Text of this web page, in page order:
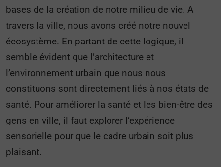
bases de la création de notre milieu de vie. A
travers la ville, nous avons créé notre nouvel
écosystème. En partant de cette logique, il
semble évident que l’architecture et
l’environnement urbain que nous nous
constituons sont directement liés à nos états de
santé. Pour améliorer la santé et les bien-être des
gens en ville, il faut explorer l’expérience
sensorielle pour que le cadre urbain soit plus
plaisant.